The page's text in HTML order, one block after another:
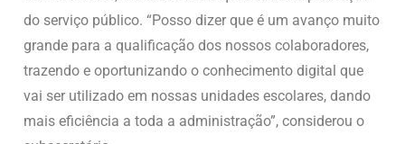
do serviço público. “Posso dizer que é um avanço muito
grande para a qualificação dos nossos colaboradores,
trazendo e oportunizando o conhecimento digital que
vai ser utilizado em nossas unidades escolares, dando
mais eficiência a toda a administração”, considerou o